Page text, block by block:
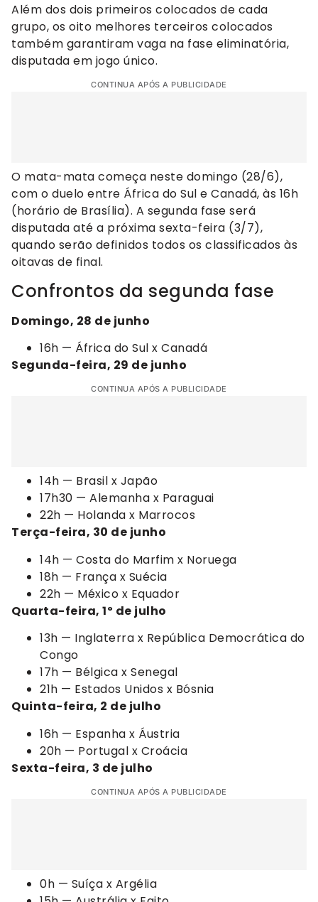
Além dos dois primeiros colocados de cada
grupo, os oito melhores terceiros colocados
também garantiram vaga na fase eliminatória,
disputada em jogo único.
CONTINUA APÓS A PUBLICIDADE
O mata-mata começa neste domingo (28/6),
com o duelo entre África do Sul e Canadá, às 16h
(horário de Brasília). A segunda fase será
disputada até a próxima sexta-feira (3/7),
quando serão definidos todos os classificados às
oitavas de final.
Confrontos da segunda fase
Domingo, 28 de junho
16h — África do Sul x Canadá
Segunda-feira, 29 de junho
CONTINUA APÓS A PUBLICIDADE
14h — Brasil x Japão
17h30 — Alemanha x Paraguai
22h — Holanda x Marrocos
Terça-feira, 30 de junho
14h — Costa do Marfim x Noruega
18h — França x Suécia
22h — México x Equador
Quarta-feira, 1º de julho
13h — Inglaterra x República Democrática do
Congo
17h — Bélgica x Senegal
21h — Estados Unidos x Bósnia
Quinta-feira, 2 de julho
16h — Espanha x Áustria
20h — Portugal x Croácia
Sexta-feira, 3 de julho
CONTINUA APÓS A PUBLICIDADE
0h — Suíça x Argélia